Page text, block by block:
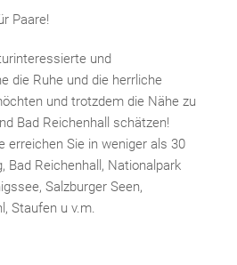
Paare!
und
die Ruhe und die herrliche
und trotzdem die Nähe zu
Bad Reichenhall schätzen!
erreichen Sie in weniger als 30
Bad Reichenhall, Nationalpark
Salzburger Seen,
Staufen u v.m.